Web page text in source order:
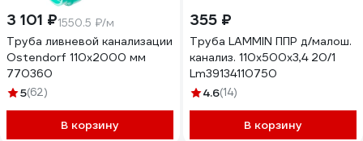
3 101 ₽1550.5 ₽/м
Труба ливневой канализации
Ostendorf 110х2000 мм
770360
5(62)
В корзину
355 ₽
Труба LAMMIN ППР д/малош.
канализ. 110x500x3,4 20/1
Lm39134110750
4.6(14)
В корзину